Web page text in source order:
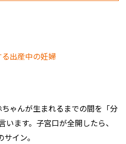
ゃんが生まれるまでの間を「分
ます。子宮口が全開したら、
イン。